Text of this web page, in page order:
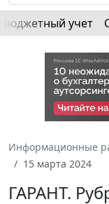
Бюджетный учет
Информационные
15 марта 2024
ГАРАНТ.